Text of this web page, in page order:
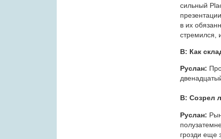
сильный
в их
стремился,
В: Как
Руслан:
В: Созрел
Руслан:
грозди еще